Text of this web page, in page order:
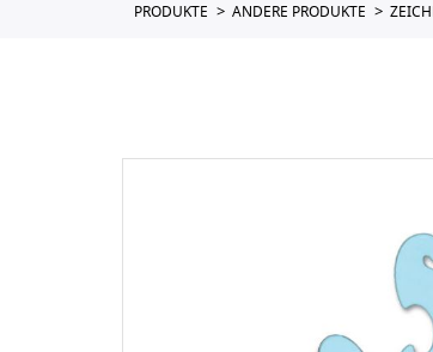
PRODUKTE ANDERE PRODUKTE